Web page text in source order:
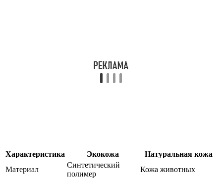
Характеристика Экокожа
Натуральная кожа
Материал
Синтетический
полимер
Кожа животных